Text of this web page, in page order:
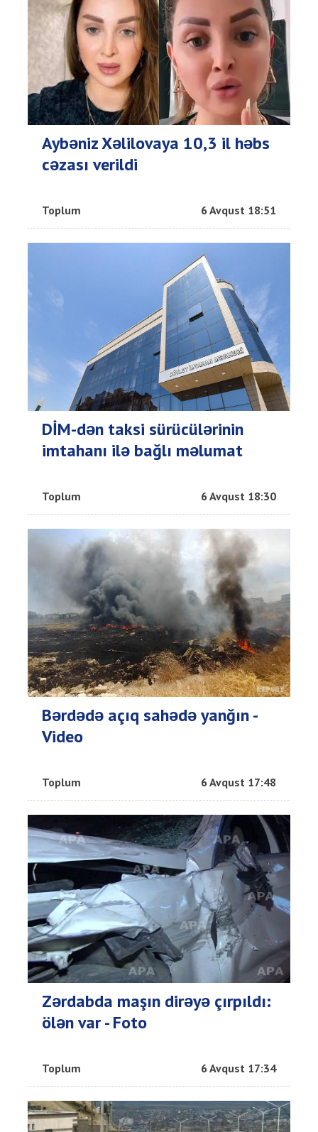
Aybəniz Xəlilovaya 10,3 il həbs
cəzası verildi
Toplum 6 Avqust 18:51
DİM-dən taksi sürücülərinin
imtahanı ilə bağlı məlumat
Toplum 6 Avqust 18:30
Bərdədə açıq sahədə yanğın -
Video
Toplum 6 Avqust 17:48
Zərdabda maşın dirəyə çırpıldı:
ölən var - Foto
Toplum 6 Avqust 17:34